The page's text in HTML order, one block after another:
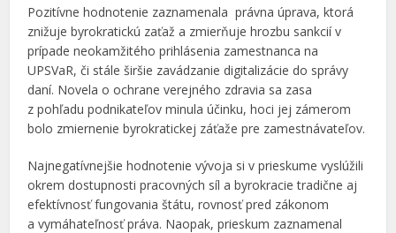
Pozitívne hodnotenie zaznamenala právna úprava, ktorá
znižuje byrokratickú zaťaž a zmierňuje hrozbu sankcií v
prípade neokamžitého prihlásenia zamestnanca na
UPSVaR, či stále širšie zavádzanie digitalizácie do správy
daní. Novela o ochrane verejného zdravia sa zasa
z pohľadu podnikateľov minula účinku, hoci jej zámerom
bolo zmiernenie byrokratickej záťaže pre zamestnávateľov.
Najnegatívnejšie hodnotenie vývoja si v prieskume vyslúžili
okrem dostupnosti pracovných síl a byrokracie tradične aj
efektívnosť fungovania štátu, rovnosť pred zákonom
a vymáhateľnosť práva. Naopak, prieskum zaznamenal